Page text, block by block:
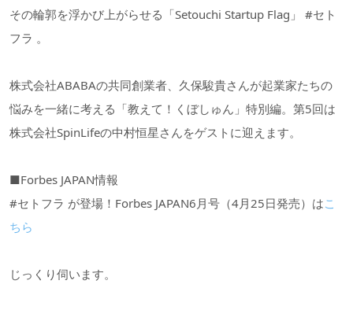
その輪郭を浮かび上がらせる「Setouchi Startup Flag」 #セト
フラ 。
株式会社ABABAの共同創業者、久保駿貴さんが起業家たちの
悩みを一緒に考える「教えて！くぼしゅん」特別編。第5回は
株式会社SpinLifeの中村恒星さんをゲストに迎えます。
■Forbes JAPAN情報
#セトフラ が登場！Forbes JAPAN6月号（4月25日発売）はこ
ちら
じっくり伺います。